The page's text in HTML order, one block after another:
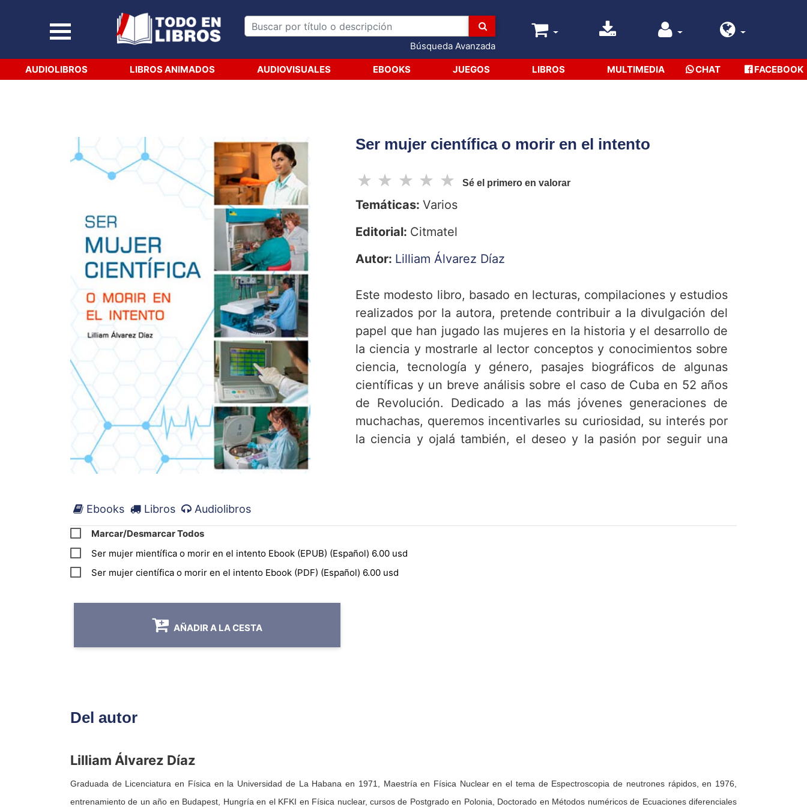
Búsqueda Avanzada
AUDIOLIBROS LIBROS ANIMADOS AUDIOVISUALES EBOOKS JUEGOS LIBROS MULTIMEDIA CHAT FACEBOOK
Ser mujer científica o morir en el intento
☆
☆
☆
☆
☆ Sé el primero en valorar
Temáticas: Varios
Editorial: Citmatel
Autor: Lilliam Álvarez Díaz
Este modesto libro, basado en lecturas, compilaciones y estudios
realizados por la autora, pretende contribuir a la divulgación del
papel que han jugado las mujeres en la historia y el desarrollo de
la ciencia y mostrarle al lector conceptos y conocimientos sobre
ciencia, tecnología y género, pasajes biográficos de algunas
científicas y un breve análisis sobre el caso de Cuba en 52 años
de Revolución. Dedicado a las más jóvenes generaciones de
muchachas, queremos incentivarles su curiosidad, su interés por
la ciencia y ojalá también, el deseo y la pasión por seguir una
Ebooks Libros Audiolibros
Marcar/Desmarcar Todos
Ser mujer mientífica o morir en el intento Ebook (EPUB) (Español) 6.00 usd
Ser mujer científica o morir en el intento Ebook (PDF) (Español) 6.00 usd
AÑADIR A LA CESTA
Del autor
Lilliam Álvarez Díaz
Graduada de Licenciatura en Física en la Universidad de La Habana en 1971, Maestría en Física Nuclear en el tema de Espectroscopia de neutrones rápidos, en 1976,
entrenamiento de un año en Budapest, Hungría en el KFKI en Física nuclear, cursos de Postgrado en Polonia, Doctorado en Métodos numéricos de Ecuaciones diferenciales